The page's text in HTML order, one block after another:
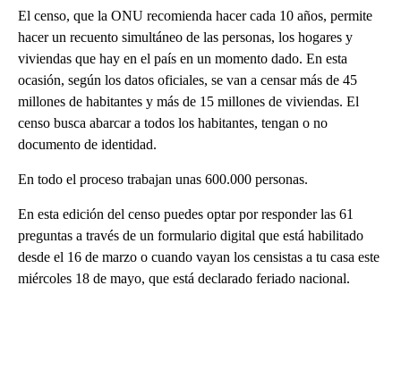
El censo, que la ONU recomienda hacer cada 10 años, permite
hacer un recuento simultáneo de las personas, los hogares y
viviendas que hay en el país en un momento dado. En esta
ocasión, según los datos oficiales, se van a censar más de 45
millones de habitantes y más de 15 millones de viviendas. El
censo busca abarcar a todos los habitantes, tengan o no
documento de identidad.
En todo el proceso trabajan unas 600.000 personas.
En esta edición del censo puedes optar por responder las 61
preguntas a través de un formulario digital que está habilitado
desde el 16 de marzo o cuando vayan los censistas a tu casa este
miércoles 18 de mayo, que está declarado feriado nacional.